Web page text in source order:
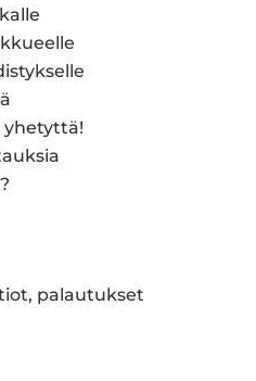
yhetyttä!
palautukset